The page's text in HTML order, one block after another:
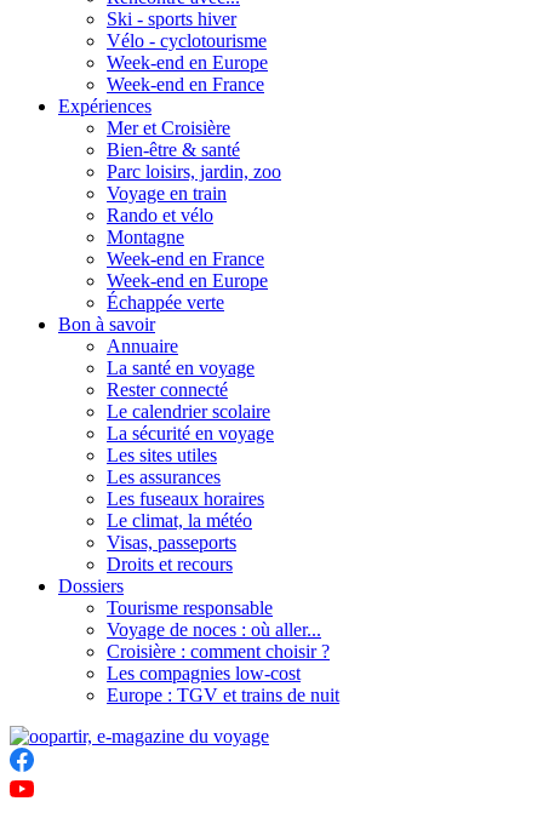
Ski - sports hiver
Vélo - cyclotourisme
Week-end en Europe
Week-end en France
Expériences
Mer et Croisière
Bien-être & santé
Parc loisirs, jardin, zoo
Voyage en train
Rando et vélo
Montagne
Week-end en France
Week-end en Europe
Échappée verte
Bon à savoir
Annuaire
La santé en voyage
Rester connecté
Le calendrier scolaire
La sécurité en voyage
Les sites utiles
Les assurances
Les fuseaux horaires
Le climat, la météo
Visas, passeports
Droits et recours
Dossiers
Tourisme responsable
Voyage de noces : où aller...
Croisière : comment choisir ?
Les compagnies low-cost
Europe : TGV et trains de nuit